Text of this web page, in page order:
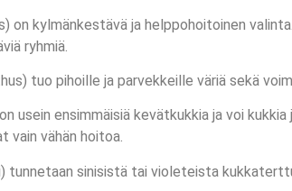
on kylmänkestävä ja helppohoitoinen
ryhmiä.
tuo pihoille ja parvekkeille väriä sekä
usein ensimmäisiä kevätkukkia ja voi
vain vähän hoitoa.
tunnetaan sinisistä tai violeteista